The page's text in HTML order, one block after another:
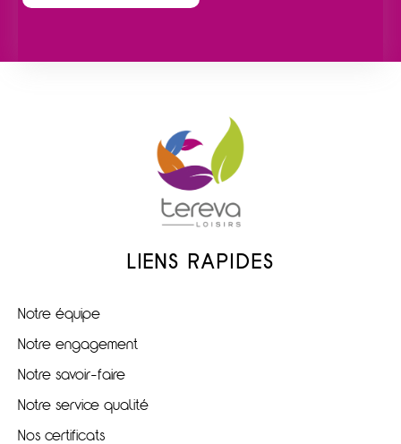
LIENS RAPIDES
Notre équipe
Notre engagement
Notre savoir-faire
Notre service qualité
Nos certificats